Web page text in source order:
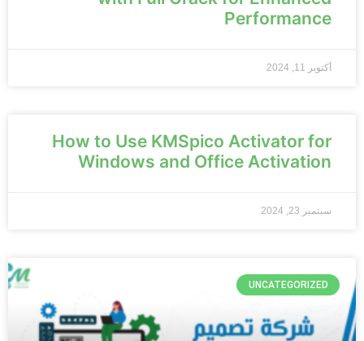
Performance
أكتوبر 11, 2024
How to Use KMSpico Activator for
Windows and Office Activation
سبتمبر 23, 2024
UNCATEGORIZED